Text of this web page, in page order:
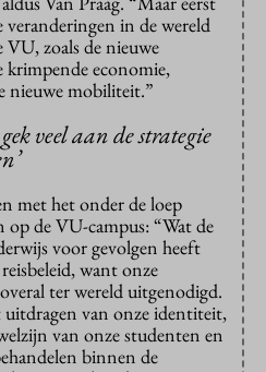
veranderingen in de wereld
VU, zoals de nieuwe
krimpende economie,
nieuwe mobiliteit.”
veel aan de strategie
met het onder de loep
op de VU-campus: “Wat de
voor gevolgen heeft
want onze
ter wereld uitgenodigd.
uitdragen van onze identiteit,
van onze studenten en
binnen de